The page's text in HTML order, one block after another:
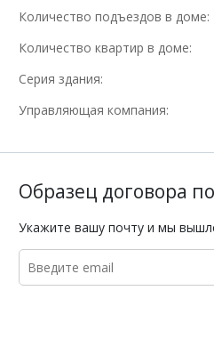
Количество подъездов в доме:
Количество квартир в доме:
Серия здания:
Управляющая компания:
Образец договора
Укажите вашу почту и мы